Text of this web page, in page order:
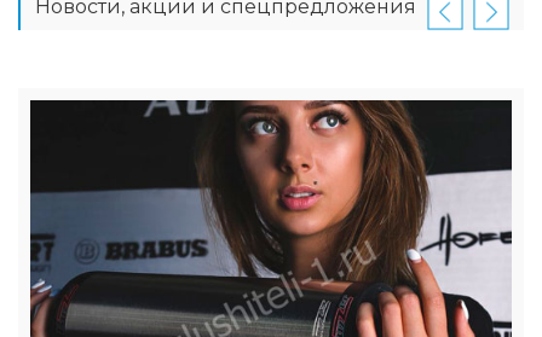
Новости, акции и спецпредложения